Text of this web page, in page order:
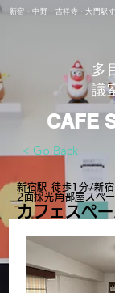
新宿・中野・吉祥寺・大門駅
多
議
CAFE
< Go Back
新宿駅 徒歩1分/新
2面採光角部屋スペ
カフェスペ